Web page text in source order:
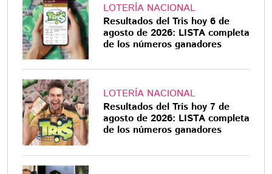
LOTERÍA NACIONAL
Resultados del Tris hoy 6 de
agosto de 2026: LISTA completa
de los números ganadores
LOTERÍA NACIONAL
Resultados del Tris hoy 7 de
agosto de 2026: LISTA completa
de los números ganadores